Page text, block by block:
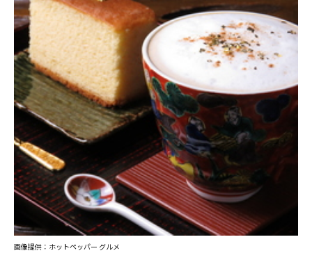
画像提供：ホットペッパー グルメ